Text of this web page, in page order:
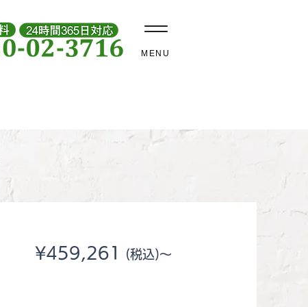
MENU
¥459,261 (税込)～